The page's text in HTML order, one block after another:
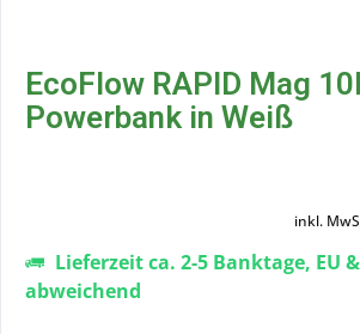
EcoFlow RAPID Mag
Powerbank in Weiß
inkl.
Lieferzeit ca. 2-5 Banktage, EU
abweichend